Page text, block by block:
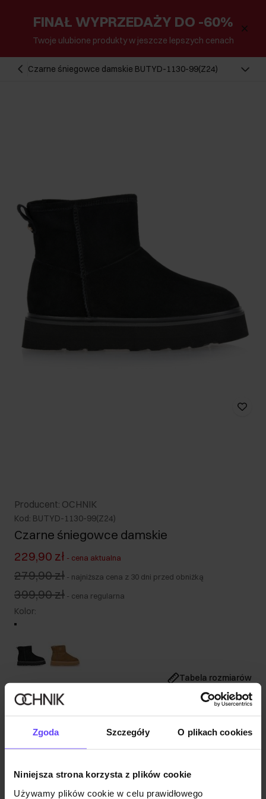
Zgoda Szczegóły O plikach cookies
Niniejsza strona korzysta z plików cookie
Używamy plików cookie w celu prawidłowego
FINAŁ WYPRZEDAŻY DO -60%
Twoje ulubione produkty w jeszcze lepszych cenach
Czarne śniegowce damskie BUTYD-1130-99(Z24)
Producent: OCHNIK
Kod: BUTYD-1130-99(Z24)
Czarne śniegowce damskie
229,90 zł - cena aktualna
279,90 zł - najniższa cena z 30 dni przed obniżką
399,90 zł - cena regularna
Kolor:
Tabela rozmiarów
Wybierz rozmiar
Opis produktu
Szczegóły